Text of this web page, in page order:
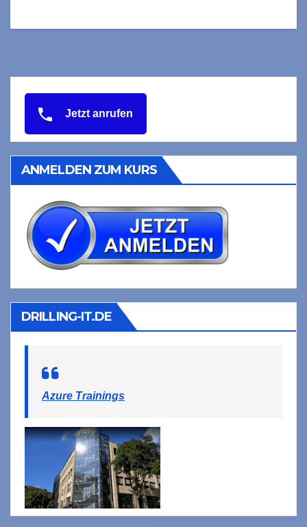
Jetzt anrufen
ANMELDEN ZUM KURS
DRILLING-IT.DE
Azure Trainings